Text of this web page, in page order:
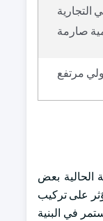
التجارية
صارمة
مرتفع
الحالية بعض
على تركيب
في البنية